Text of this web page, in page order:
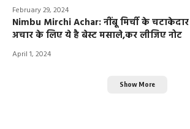
February 29, 2024
Nimbu Mirchi Achar: नींबू मिर्ची के चटाकेदार
अचार के लिए ये है बेस्ट मसाले,कर लीजिए नोट
April 1, 2024
Show More